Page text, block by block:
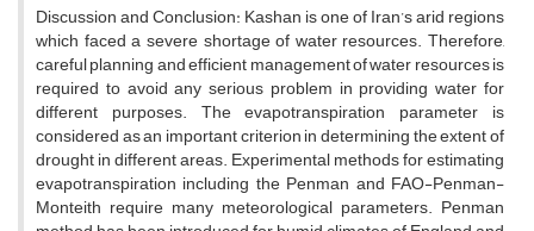
Discussion and Conclusion: Kashan is one of Iran’s arid regions
which faced a severe shortage of water resources. Therefore,
careful planning and efficient management of water resources is
required to avoid any serious problem in providing water for
different purposes. The evapotranspiration parameter is
considered as an important criterion in determining the extent of
drought in different areas. Experimental methods for estimating
evapotranspiration including the Penman and FAO-Penman-
Monteith require many meteorological parameters. Penman